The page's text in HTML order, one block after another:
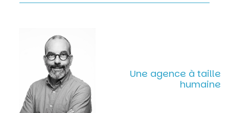
Une agence à taille
humaine